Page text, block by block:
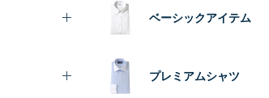
ベーシックアイテム
プレミアムシャツ